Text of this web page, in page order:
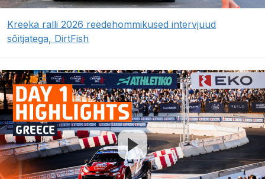
Kreeka ralli 2026 reedehommikused intervjuud
sõitjatega, DirtFish